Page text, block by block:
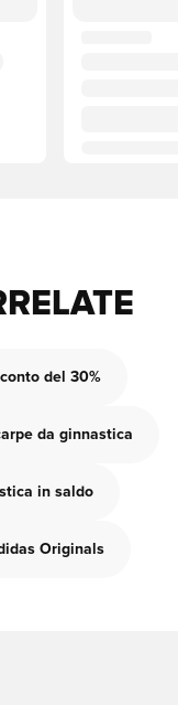
del 30%
da ginnastica
in saldo
Originals